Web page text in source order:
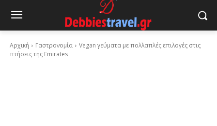
Αρχική Γαστρονομία
Vegan γεύματα με πολλαπλές επιλογές στις
πτήσεις της Emirates